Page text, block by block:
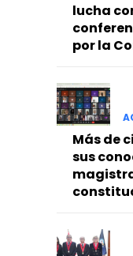
lucha
por la
Más de
sus